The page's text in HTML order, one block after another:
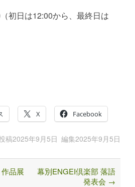
は12:00から、最終日は
X Facebook
稿2025年9月5日 編集2025年9月5日
品展
幕別ENGEI倶楽部 落語
発表会 →